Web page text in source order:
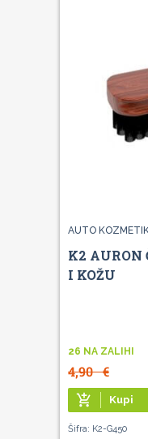
AUTO
K2 AURON
I KOŽU
26 NA ZALIHI
4,90€
add_shopping_cart Kupi
Šifra: K2-G450